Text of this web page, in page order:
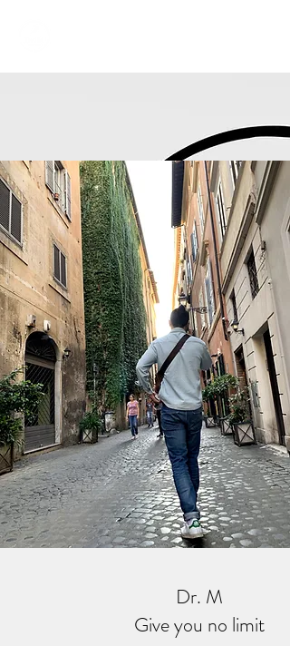
Dr. M
Give you no limit